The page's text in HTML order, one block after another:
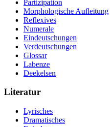
Partizipation
Morphologische Aufleitung
Reflexives
Numerale
Eindeutschungen
Verdeutschungen
Glossar
Labenze
Deekelsen
Literatur
Lyrisches
Dramatisches